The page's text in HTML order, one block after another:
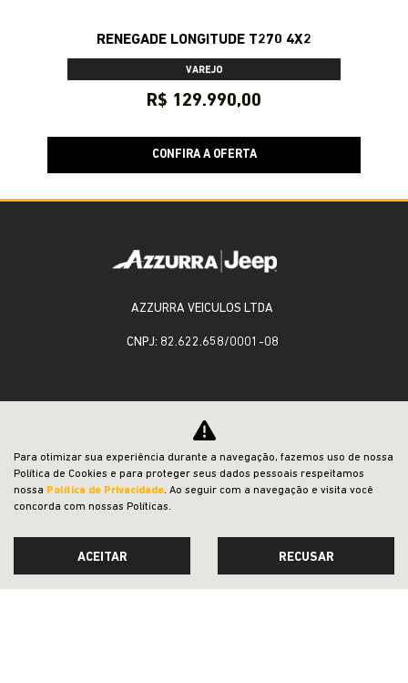
RENEGADE LONGITUDE T270 4X2
VAREJO
R$ 129.990,00
CONFIRA A OFERTA
AZZURRA VEICULOS LTDA
CNPJ: 82.622.658/0001-08
VENDAS DIRETAS
Para otimizar sua experiência durante a navegação, fazemos uso de nossa
Política de Cookies e para proteger seus dados pessoais respeitamos
nossa Política de Privacidade. Ao seguir com a navegação e visita você
concorda com nossas Políticas.
ACEITAR RECUSAR